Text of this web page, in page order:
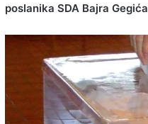
poslanika SDA Bajra